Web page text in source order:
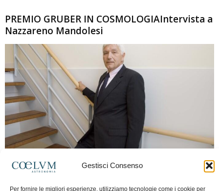
Gestisci Consenso
Per fornire le migliori esperienze, utilizziamo tecnologie come i cookie per
PREMIO GRUBER IN COSMOLOGIAIntervista a
Nazzareno Mandolesi
Frida Paolella - 16 Giugno 2026 0
spaziale europea e della missione Planck. Il dialogo ripercorre i principali